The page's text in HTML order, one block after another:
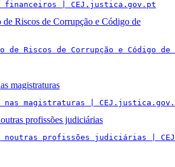
financeiros | CEJ.justica.gov.pt
de Riscos de Corrupção e Código de
de Riscos de Corrupção e Código
magistraturas
nas magistraturas |
profissões judiciárias
noutras profissões judiciárias |